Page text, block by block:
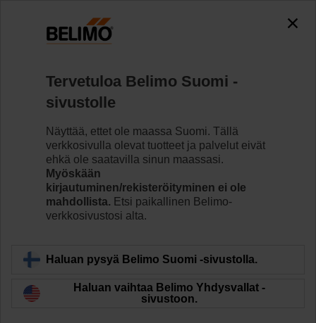
accessing the absolute URL
"https://www.belimo.com/fi/fi_FI/~mgnlArea=outdated~".
RetroFIT+ Säätöventtiilin toimilaitteet
SR24P-MP-R
Lue lisää
Takaisin tuotekategoriaan
Tervetuloa Belimo Suomi -
sivustolle
Näyttää, ettet ole maassa Suomi. Tällä
verkkosivulla olevat tuotteet ja palvelut eivät
ehkä ole saatavilla sinun maassasi.
Myöskään
kirjautuminen/rekisteröityminen ei ole
mahdollista. Etsi paikallinen Belimo-
verkkosivustosi alta.
Haluan pysyä Belimo Suomi -sivustolla.
Haluan vaihtaa Belimo Yhdysvallat -
sivustoon.